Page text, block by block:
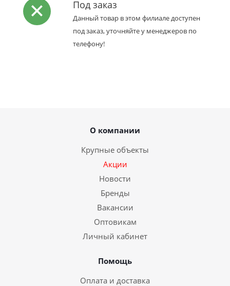
Под заказ
Данный товар в этом филиале доступен
под заказ, уточняйте у менеджеров по
телефону!
О компании
Крупные объекты
Акции
Новости
Бренды
Вакансии
Оптовикам
Личный кабинет
Помощь
Оплата и доставка